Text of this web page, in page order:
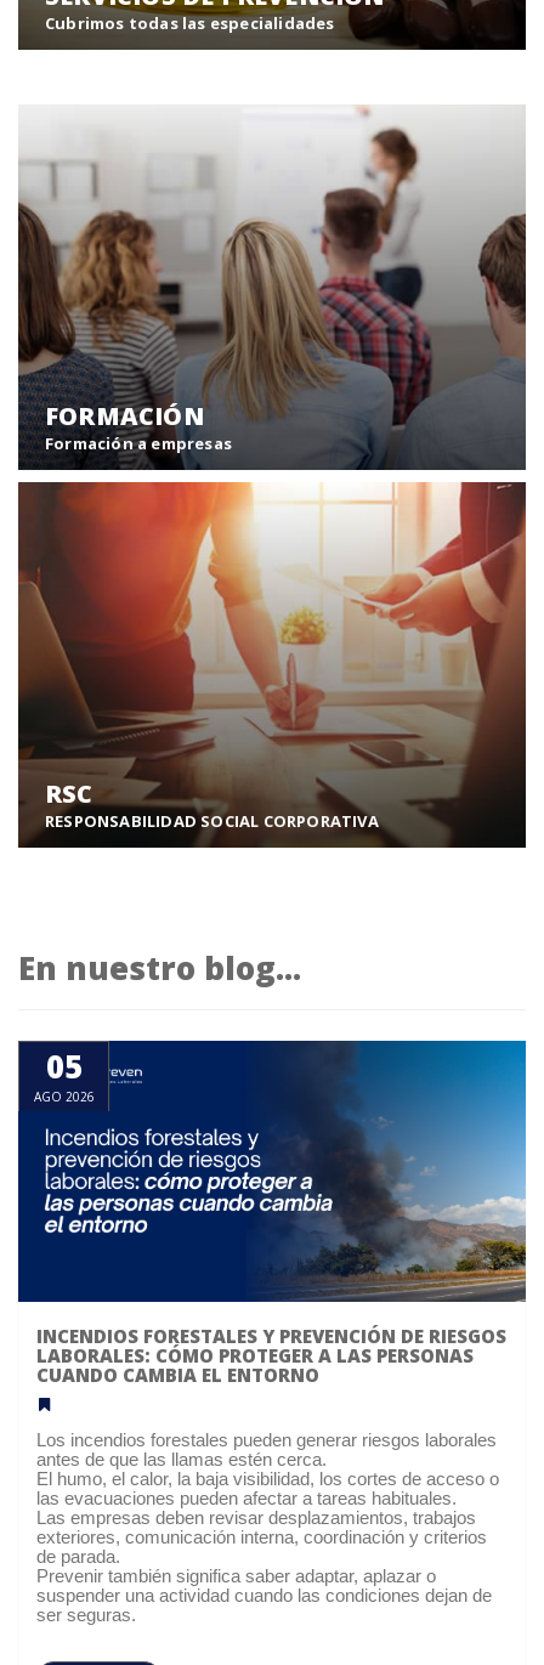
Cubrimos todas las especialidades
FORMACIÓN
Formación a empresas
Formación de nuevos sistemas de gestión empresarial
y desarrollo de los recursos humanos de nuestros
RSC
RESPONSABILIDAD SOCIAL CORPORATIVA
En nuestro blog...
05
AGO 2026
INCENDIOS FORESTALES Y PREVENCIÓN DE RIESGOS
LABORALES: CÓMO PROTEGER A LAS PERSONAS
CUANDO CAMBIA EL ENTORNO
Los incendios forestales pueden generar riesgos laborales
antes de que las llamas estén cerca.
El humo, el calor, la baja visibilidad, los cortes de acceso o
las evacuaciones pueden afectar a tareas habituales.
Las empresas deben revisar desplazamientos, trabajos
exteriores, comunicación interna, coordinación y criterios
de parada.
Prevenir también significa saber adaptar, aplazar o
suspender una actividad cuando las condiciones dejan de
ser seguras.